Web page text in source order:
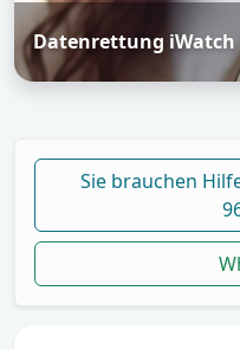
Datenrettung iWatch
Sie brauchen